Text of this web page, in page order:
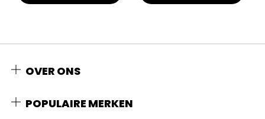
OVER ONS
POPULAIRE MERKEN